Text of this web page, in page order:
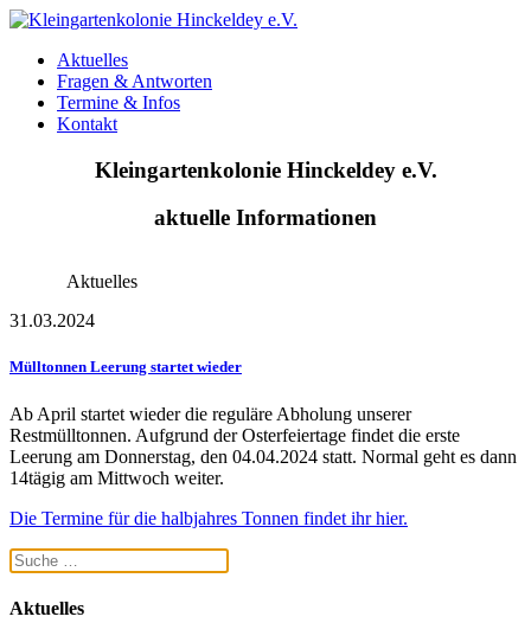
Aktuelles
Fragen & Antworten
Termine & Infos
Kontakt
Kleingartenkolonie Hinckeldeye.V.
aktuelle Informationen
Aktuelles
31.03.2024
Mülltonnen Leerung startet wieder
Ab April startet wieder die reguläre Abholung unserer
Restmülltonnen. Aufgrund der Osterfeiertage findet die erste
Leerung am Donnerstag, den 04.04.2024 statt. Normal geht es dann
14tägig am Mittwoch weiter.
Die Termine für die halbjahres Tonnen findet ihr hier.
Aktuelles